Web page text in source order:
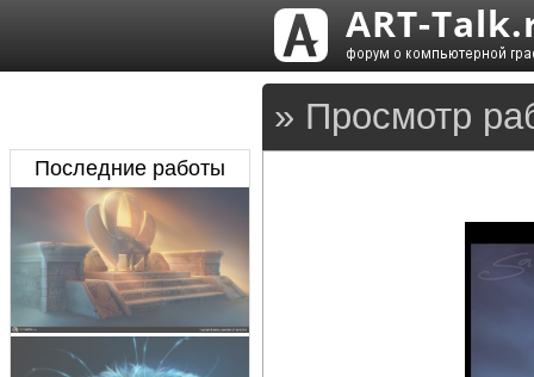
» Просмотр
Последние работы